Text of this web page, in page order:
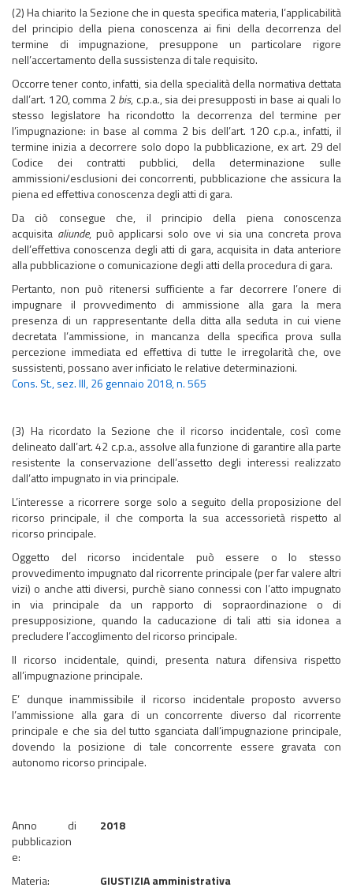
(2) Ha chiarito la Sezione che in questa specifica materia, l’applicabilità
del principio della piena conoscenza ai fini della decorrenza del
termine di impugnazione, presuppone un particolare rigore
nell’accertamento della sussistenza di tale requisito.
Occorre tener conto, infatti, sia della specialità della normativa dettata
dall’art. 120, comma 2bis, c.p.a., sia dei presupposti in base ai quali lo
stesso legislatore ha ricondotto la decorrenza del termine per
l’impugnazione: in base al comma 2 bis dell’art. 120 c.p.a., infatti, il
termine inizia a decorrere solo dopo la pubblicazione, ex art. 29 del
Codice dei contratti pubblici, della determinazione sulle
ammissioni/esclusioni dei concorrenti, pubblicazione che assicura la
piena ed effettiva conoscenza degli atti di gara.
Da ciò consegue che, il principio della piena conoscenza
acquisita aliunde, può applicarsi solo ove vi sia una concreta prova
dell’effettiva conoscenza degli atti di gara, acquisita in data anteriore
alla pubblicazione o comunicazione degli atti della procedura di gara.
Pertanto, non può ritenersi sufficiente a far decorrere l’onere di
impugnare il provvedimento di ammissione alla gara la mera
presenza di un rappresentante della ditta alla seduta in cui viene
decretata l’ammissione, in mancanza della specifica prova sulla
percezione immediata ed effettiva di tutte le irregolarità che, ove
sussistenti, possano aver inficiato le relative determinazioni.
Cons. St., sez. III, 26 gennaio 2018, n. 565
(3) Ha ricordato la Sezione che il ricorso incidentale, così come
delineato dall’art. 42 c.p.a., assolve alla funzione di garantire alla parte
resistente la conservazione dell’assetto degli interessi realizzato
dall’atto impugnato in via principale.
L’interesse a ricorrere sorge solo a seguito della proposizione del
ricorso principale, il che comporta la sua accessorietà rispetto al
ricorso principale.
Oggetto del ricorso incidentale può essere o lo stesso
provvedimento impugnato dal ricorrente principale (per far valere altri
vizi) o anche atti diversi, purchè siano connessi con l’atto impugnato
in via principale da un rapporto di sopraordinazione o di
presupposizione, quando la caducazione di tali atti sia idonea a
precludere l’accoglimento del ricorso principale.
Il ricorso incidentale, quindi, presenta natura difensiva rispetto
all’impugnazione principale.
E’ dunque inammissibile il ricorso incidentale proposto avverso
l’ammissione alla gara di un concorrente diverso dal ricorrente
principale e che sia del tutto sganciata dall’impugnazione principale,
dovendo la posizione di tale concorrente essere gravata con
autonomo ricorso principale.
Anno di
pubblicazion
e:
2018
Materia:
GIUSTIZIA amministrativa